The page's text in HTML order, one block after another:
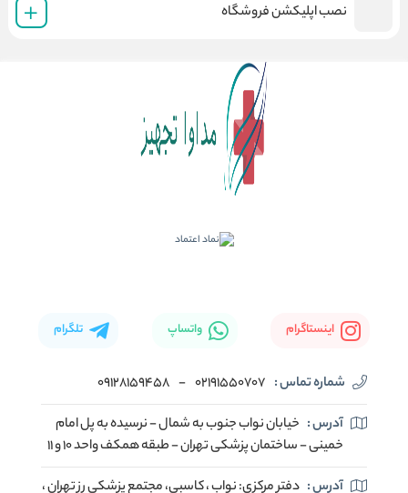
نصب اپلیکشن فروشگاه
اینستاگرام واتساپ تلگرام
شماره تماس : 02191550707
-
09128159458
آدرس : خیابان نواب جنوب به شمال - نرسیده به پل امام
خمینی - ساختمان پزشکی تهران - طبقه همکف واحد ۱۰ و ۱۱
آدرس : دفتر مرکزی: نواب ، کاسبی، مجتمع پزشکی رز تهران ،